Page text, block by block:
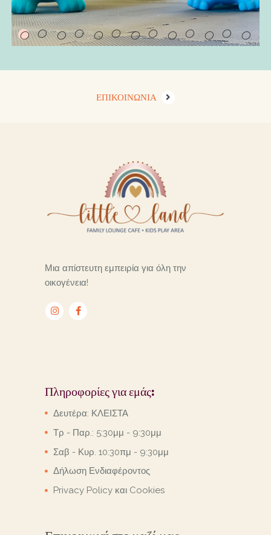
ΕΠΙΚΟΙΝΩΝΙΑ
Μια απίστευτη εμπειρία για όλη την
οικογένεια!
Πληροφορίες για εμάς:
Δευτέρα: ΚΛΕΙΣΤΑ
Τρ - Παρ.: 5:30μμ - 9:30μμ
Σαβ - Κυρ. 10:30πμ - 9:30μμ
Δήλωση Ενδιαφέροντος
Privacy Policy και Cookies